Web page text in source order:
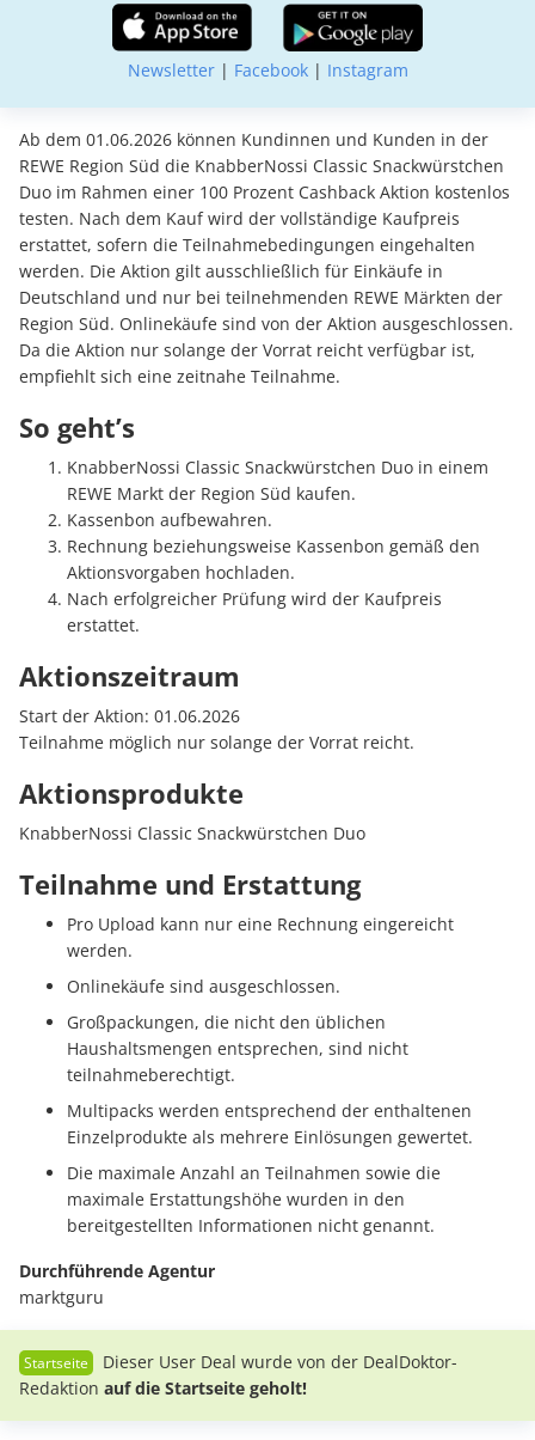
Newsletter| Facebook| Instagram
Ab dem 01.06.2026 können Kundinnen und Kunden in der
REWE Region Süd die KnabberNossi Classic Snackwürstchen
Duo im Rahmen einer 100 Prozent Cashback Aktion kostenlos
testen. Nach dem Kauf wird der vollständige Kaufpreis
erstattet, sofern die Teilnahmebedingungen eingehalten
werden. Die Aktion gilt ausschließlich für Einkäufe in
Deutschland und nur bei teilnehmenden REWE Märkten der
Region Süd. Onlinekäufe sind von der Aktion ausgeschlossen.
Da die Aktion nur solange der Vorrat reicht verfügbar ist,
empfiehlt sich eine zeitnahe Teilnahme.
So geht’s
KnabberNossi Classic Snackwürstchen Duo in einem
REWE Markt der Region Süd kaufen.
Kassenbon aufbewahren.
Rechnung beziehungsweise Kassenbon gemäß den
Aktionsvorgaben hochladen.
Nach erfolgreicher Prüfung wird der Kaufpreis
erstattet.
Aktionszeitraum
Start der Aktion: 01.06.2026
Teilnahme möglich nur solange der Vorrat reicht.
Aktionsprodukte
KnabberNossi Classic Snackwürstchen Duo
Teilnahme und Erstattung
Pro Upload kann nur eine Rechnung eingereicht
werden.
Onlinekäufe sind ausgeschlossen.
Großpackungen, die nicht den üblichen
Haushaltsmengen entsprechen, sind nicht
teilnahmeberechtigt.
Multipacks werden entsprechend der enthaltenen
Einzelprodukte als mehrere Einlösungen gewertet.
Die maximale Anzahl an Teilnahmen sowie die
maximale Erstattungshöhe wurden in den
bereitgestellten Informationen nicht genannt.
Durchführende Agentur
marktguru
Dieser User Deal wurde von der DealDoktor-
Redaktion auf die Startseite geholt!